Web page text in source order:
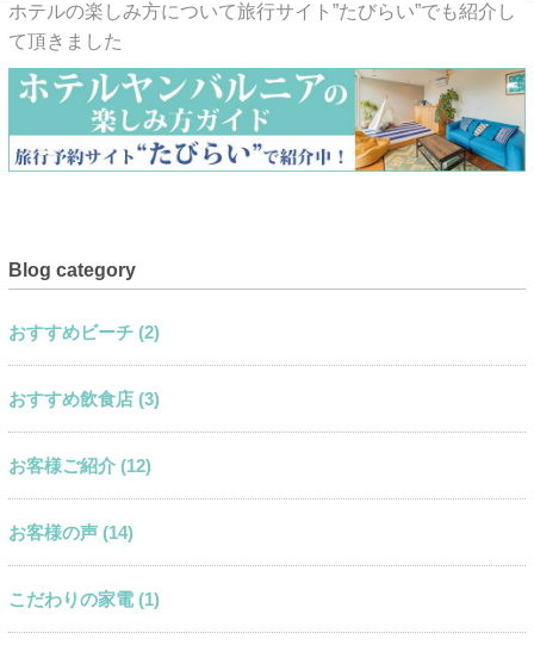
ホテルの楽しみ方について旅行サイト”たびらい”でも紹介し
て頂きました
Blog category
おすすめビーチ (2)
おすすめ飲食店 (3)
お客様ご紹介 (12)
お客様の声 (14)
こだわりの家電 (1)